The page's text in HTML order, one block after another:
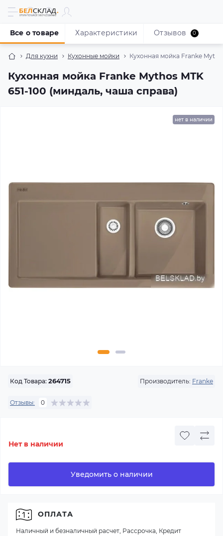
Для кухни Кухонные мойки Кухонная мойка Franke
Кухонная мойка Franke Mythos MTK
651-100 (миндаль, чаша справа)
Все о товаре Характеристики Отзывов 0
нет в наличии
Код Товара: 264715 Производитель: Franke
Отзывы: 0
Нет в наличии
Уведомить о наличии
ОПЛАТА
Наличный и безналичный расчет, Рассрочка, Кредит